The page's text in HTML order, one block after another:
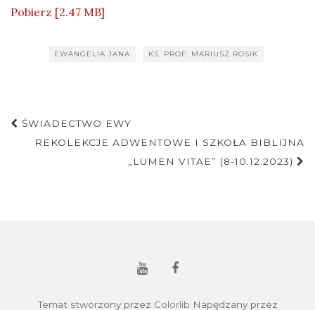
Pobierz [2.47 MB]
EWANGELIA JANA KS. PROF. MARIUSZ ROSIK
Nawigacja
postu
ŚWIADECTWO EWY
REKOLEKCJE ADWENTOWE I SZKOŁA BIBLIJNA
„LUMEN VITAE” (8-10.12.2023)
Temat stworzony przez Colorlib Napędzany przez